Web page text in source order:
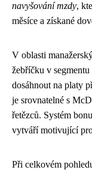
navyšování mzdy,
měsíce a získané
V oblasti
žebříčku v
dosáhnout na platy
je srovnatelné s
řetězců. Systém
vytváří motivující
Při celkovém